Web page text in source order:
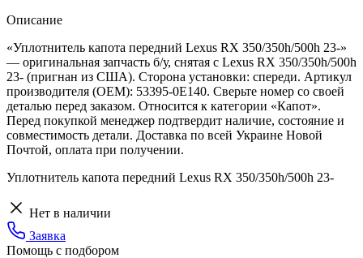
Описание
«Уплотнитель капота передний Lexus RX 350/350h/500h 23-»
— оригинальная запчасть б/у, снятая с Lexus RX 350/350h/500h
23- (пригнан из США). Сторона установки: спереди. Артикул
производителя (OEM): 53395-0E140. Сверьте номер со своей
деталью перед заказом. Относится к категории «Капот».
Перед покупкой менеджер подтвердит наличие, состояние и
совместимость детали. Доставка по всей Украине Новой
Почтой, оплата при получении.
Уплотнитель капота передний Lexus RX 350/350h/500h 23-
Нет в наличии
Заявка
Помощь с подбором